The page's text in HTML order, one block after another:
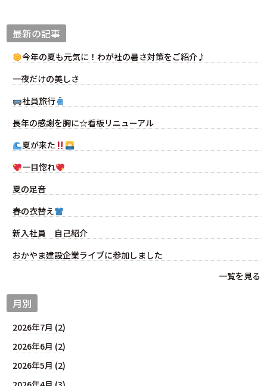
最新の記事
今年の夏も元気に！わが社の暑さ対策をご紹介♪
一夜だけの美しさ
社員旅行
長年の感謝を胸に☆看板リニューアル
夏が来た
一目惚れ
夏の足音
春の衣替え
新入社員 自己紹介
おかやま建設企業ライブに参加しました
一覧を見る
月別
2026年7月 (2)
2026年6月 (2)
2026年5月 (2)